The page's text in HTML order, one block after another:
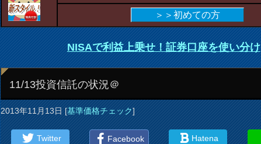
＞＞初めての方
NISAで利益上乗せ！証券口座を使い分け
11/13投資信託の状況＠
2013年11月13日[基準価格チェック]
Twitter Facebook Hatena